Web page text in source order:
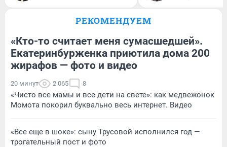
РЕКОМЕНДУЕМ
«Кто-то считает меня сумасшедшей».
Екатеринбурженка приютила дома 200
жирафов — фото и видео
20 минут 2 065 8
«Чисто все мамы и все дети на свете»: как медвежонок
Момота покорил буквально весь интернет. Видео
«Все еще в шоке»: сыну Трусовой исполнился год —
трогательный пост и фото